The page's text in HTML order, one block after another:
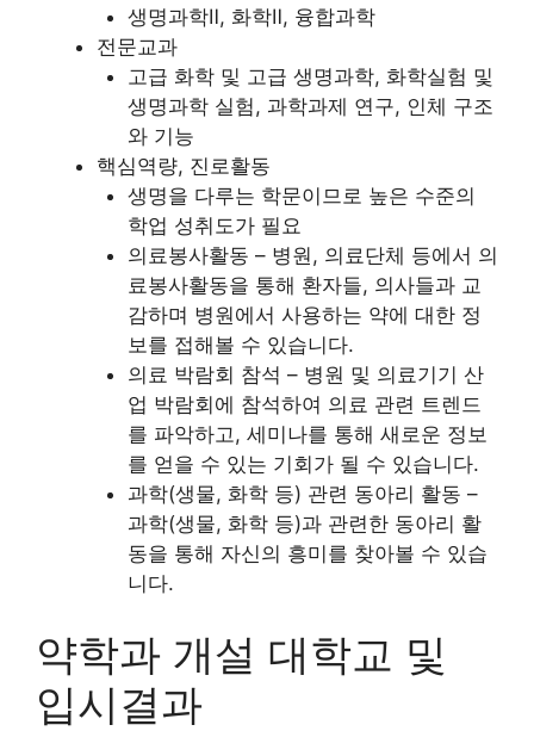
생명과학Ⅱ, 화학Ⅱ, 융합과학
전문교과
고급 화학 및 고급 생명과학, 화학실험 및
생명과학 실험, 과학과제 연구, 인체 구조
와 기능
핵심역량, 진로활동
생명을 다루는 학문이므로 높은 수준의
학업 성취도가 필요
의료봉사활동 – 병원, 의료단체 등에서 의
료봉사활동을 통해 환자들, 의사들과 교
감하며 병원에서 사용하는 약에 대한 정
보를 접해볼 수 있습니다.
의료 박람회 참석 – 병원 및 의료기기 산
업 박람회에 참석하여 의료 관련 트렌드
를 파악하고, 세미나를 통해 새로운 정보
를 얻을 수 있는 기회가 될 수 있습니다.
과학(생물, 화학 등) 관련 동아리 활동 –
과학(생물, 화학 등)과 관련한 동아리 활
동을 통해 자신의 흥미를 찾아볼 수 있습
니다.
약학과 개설 대학교 및
입시결과